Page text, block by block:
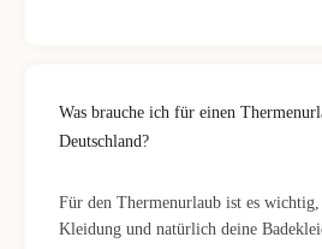
Was brauche ich für einen
Deutschland?
Für den Thermenurlaub ist es wichtig,
Kleidung und natürlich deine